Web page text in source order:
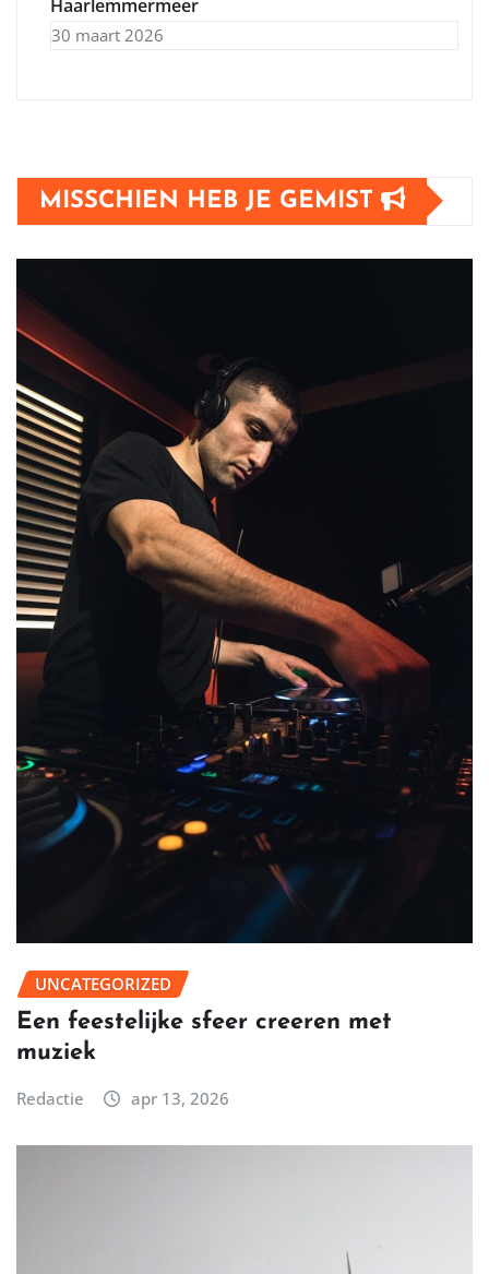
Haarlemmermeer
30 maart 2026
MISSCHIEN HEB JE GEMIST
UNCATEGORIZED
Een feestelijke sfeer creeren met
muziek
Redactie apr 13, 2026